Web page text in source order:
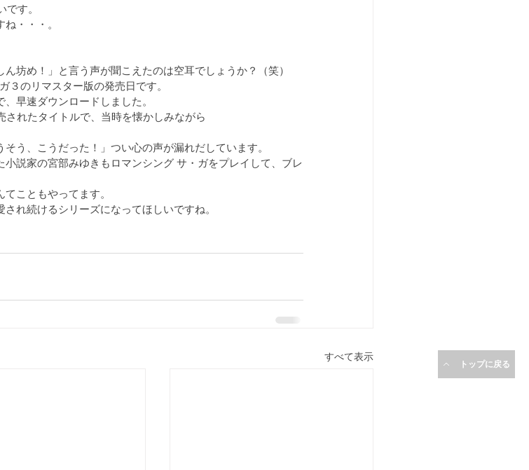
トップに戻る
す。
・・・。
坊め！」と言う声が聞こえたのは空耳でしょうか？（笑）
３のリマスター版の発売日です。
早速ダウンロードしました。
れたタイトルで、当時を懐かしみながら
う、こうだった！」つい心の声が漏れだしています。
説家の宮部みゆきもロマンシング サ・ガをプレイして、ブレ
こともやってます。
れ続けるシリーズになってほしいですね。
すべて表示